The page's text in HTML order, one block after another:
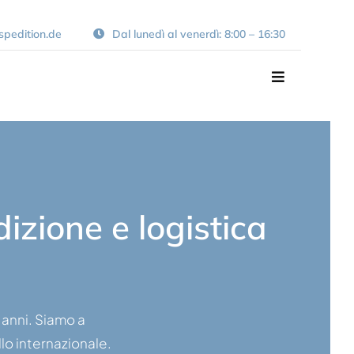
Dal lunedì al venerdì: 8:00 – 16:30
Navigazione
e logistica
Siamo a
internazionale.